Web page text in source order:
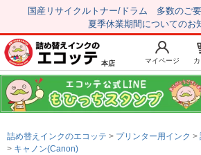
国産リサイクルトナー/ドラム 多数のご
夏季休業期間についてのお
新規会員登録
トップページ
注文履歴
本店 マイページ
詰め替えインクのエコッテ プリンター用インク
キャノン(Canon)